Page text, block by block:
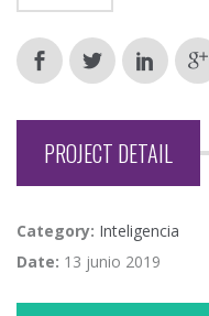
PROJECT DETAIL
Category: Inteligencia
Date: 13 junio 2019